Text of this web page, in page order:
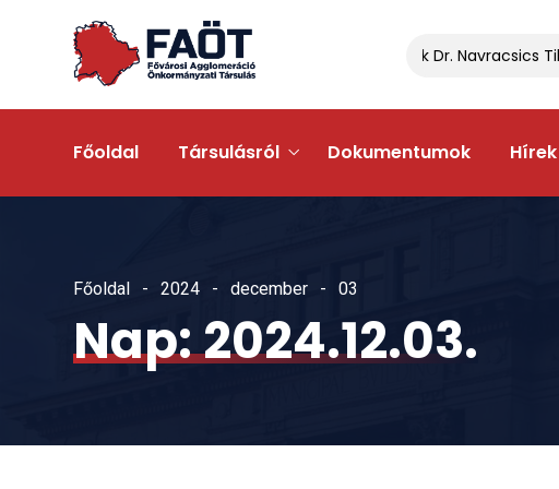
Gyálon egyeztettek Dr. Navracsics
Főoldal Társulásról Dokumentumok Hírek
Főoldal 2024 december 03
Nap:2024.12.03.